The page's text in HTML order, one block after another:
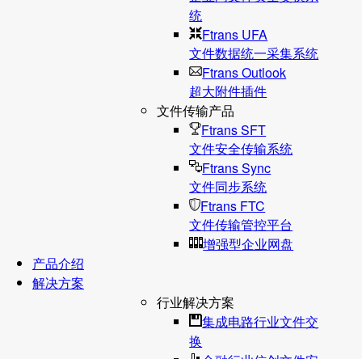
统
Ftrans UFA
文件数据统⼀采集系统
Ftrans Outlook
超大附件插件
文件传输产品
Ftrans SFT
文件安全传输系统
Ftrans Sync
文件同步系统
Ftrans FTC
文件传输管控平台
增强型企业网盘
产品介绍
解决方案
行业解决方案
集成电路行业文件交
换